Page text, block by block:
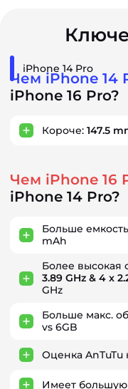
iPhone 14 Pro
Чем iPhone 14
iPhone 16 Pro?
Короче: 147.5
Чем iPhone 16
iPhone 14 Pro?
Больше
mAh
Более высокая
3.89 GHz & 4 x
GHz
Больше макс.
vs 6GB
Оценка AnTuTu
Имеет большую